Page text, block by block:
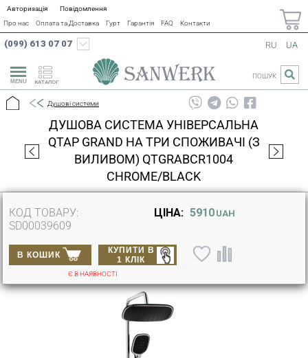
Авторизація
Повідомлення
Про нас
Оплата та Доставка Гурт Гарантія FAQ Контакти
(099) 613 07 07
КАТАЛОГ
RU UA
ПОШУК
Душові системи
ДУШОВА СИСТЕМА УНІВЕРСАЛЬНА
QTAP GRAND НА ТРИ СПОЖИВАЧІ (З
ВИЛИВОМ) QTGRABCR1004
CHROME/BLACK
КОД ТОВАРУ:
SD00039609
ЦІНА: 5910 UAH
В КОШИК
КУПИТИ В
1 КЛІК
Є В НАЯВНОСТІ